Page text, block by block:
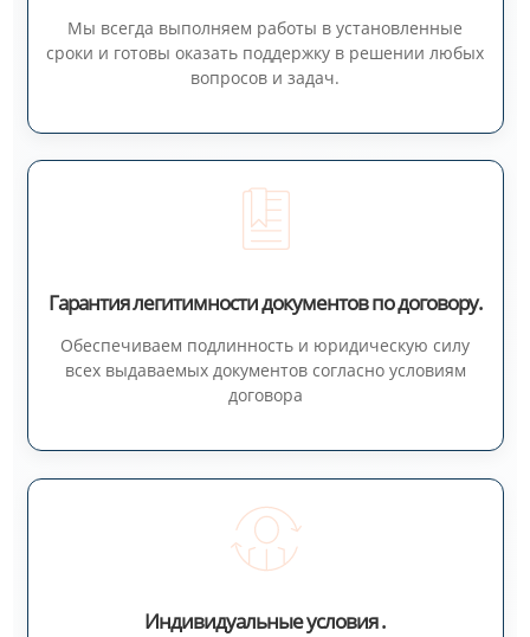
Мы всегда выполняем работы в установленные
сроки и готовы оказать поддержку в решении любых
вопросов и задач.
Гарантия легитимности документов по договору.
Обеспечиваем подлинность и юридическую силу
всех выдаваемых документов согласно условиям
договора
Индивидуальные условия .